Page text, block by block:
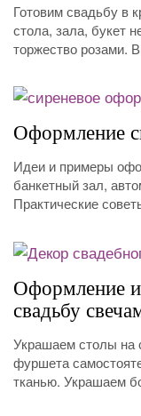
Готовим свадьбу в
стола, зала, букет
торжество розами.
Оформление
Идеи и примеры
банкетный зал,
Практические
Оформление
свадьбу
Украшаем столы на
фуршета
тканью. Украшаем